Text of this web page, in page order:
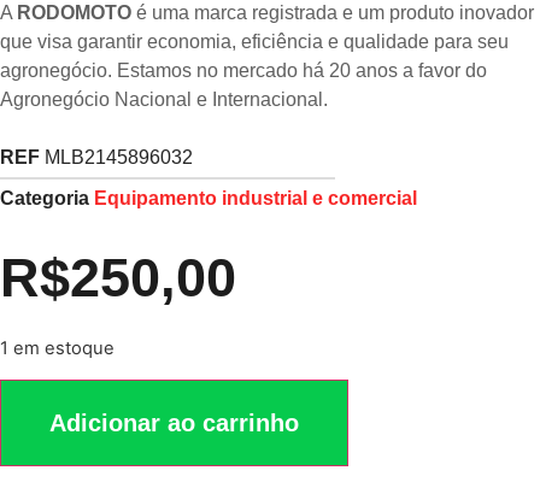
A RODOMOTO é uma marca registrada e um produto inovador
que visa garantir economia, eficiência e qualidade para seu
agronegócio. Estamos no mercado há 20 anos a favor do
Agronegócio Nacional e Internacional.
REF MLB2145896032
Categoria Equipamento industrial e comercial
R$250,00
1 em estoque
Adicionar ao carrinho